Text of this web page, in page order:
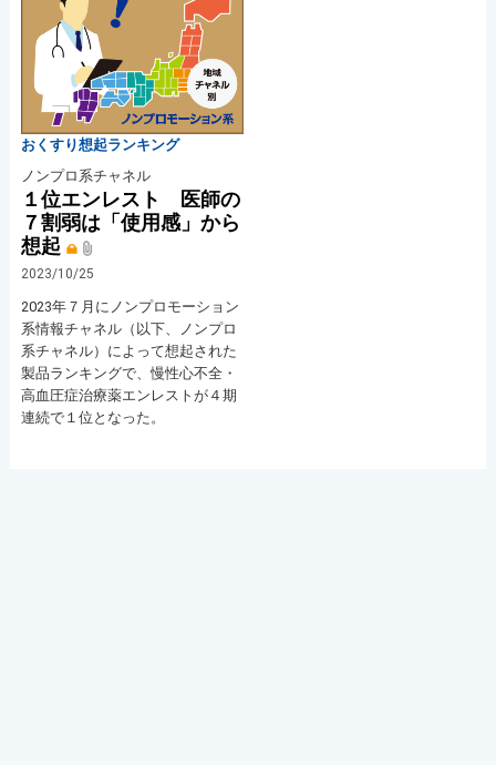
おくすり想起ランキング
ノンプロ系チャネル
１位エンレスト 医師の
７割弱は「使用感」から
想起
2023/10/25
2023年７月にノンプロモーション
系情報チャネル（以下、ノンプロ
系チャネル）によって想起された
製品ランキングで、慢性心不全・
高血圧症治療薬エンレストが４期
連続で１位となった。